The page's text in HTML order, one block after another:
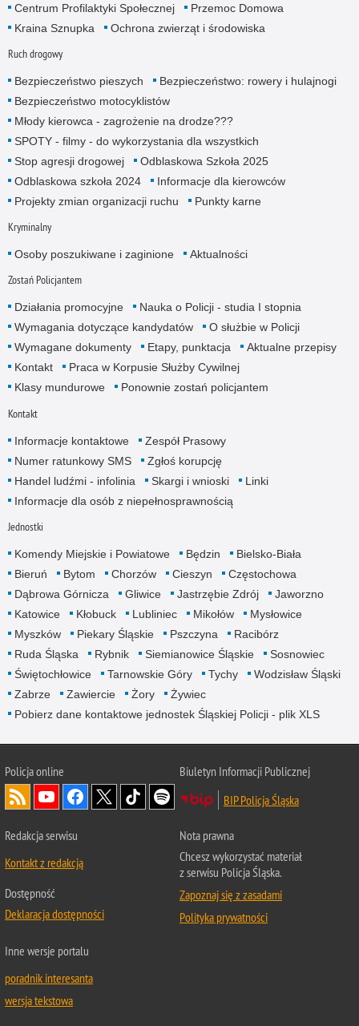
Centrum Profilaktyki Społecznej
Przemoc Domowa
Kraina Sznupka
Ochrona zwierząt i środowiska
Ruch drogowy
Bezpieczeństwo pieszych
Bezpieczeństwo: rowery i hulajnogi
Bezpieczeństwo motocyklistów
Młody kierowca - zagrożenie na drodze???
SPOTY - filmy - do wykorzystania dla wszystkich
Stop agresji drogowej
Odblaskowa Szkoła 2025
Odblaskowa szkoła 2024
Informacje dla kierowców
Projekty zmian organizacji ruchu
Punkty karne
Kryminalny
Osoby poszukiwane i zaginione Aktualności
Zostań Policjantem
Działania promocyjne
Nauka o Policji - studia I stopnia
Wymagania dotyczące kandydatów
O służbie w Policji
Wymagane dokumenty
Etapy, punktacja
Aktualne przepisy
Kontakt
Praca w Korpusie Służby Cywilnej
Klasy mundurowe
Ponownie zostań policjantem
Kontakt
Informacje kontaktowe
Zespół Prasowy
Numer ratunkowy SMS
Zgłoś korupcję
Handel ludźmi - infolinia
Skargi i wnioski
Linki
Informacje dla osób z niepełnosprawnością
Jednostki
Komendy Miejskie i Powiatowe Będzin
Bielsko-Biała
Bieruń
Bytom Chorzów Cieszyn
Częstochowa
Dąbrowa Górnicza
Gliwice Jastrzębie Zdrój
Jaworzno
Katowice
Kłobuck Lubliniec Mikołów
Mysłowice
Myszków
Piekary Śląskie Pszczyna
Racibórz
Ruda Śląska
Rybnik Siemianowice Śląskie
Sosnowiec
Świętochłowice
Tarnowskie Góry Tychy
Wodzisław Śląski
Zabrze
Zawiercie Żory
Żywiec
Pobierz dane kontaktowe jednostek Śląskiej Policji - plik XLS
Policja online
Biuletyn Informacji Publicznej
BIP Policja Śląska
Redakcja serwisu
Kontakt z redakcją
Dostępność
Deklaracja dostępności
Nota prawna
Chcesz wykorzystać materiał
z serwisu Policja Śląska.
Zapoznaj się z zasadami
Polityka prywatności
Inne wersje portalu
poradnik interesanta
wersja tekstowa